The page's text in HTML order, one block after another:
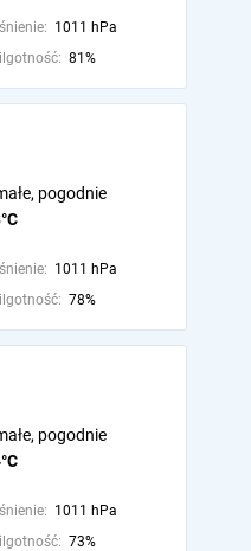
1011 hPa
81%
pogodnie
1011 hPa
78%
pogodnie
1011 hPa
73%